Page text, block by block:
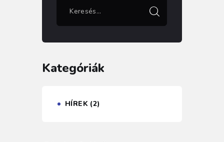
Kategóriák
HÍREK (2)